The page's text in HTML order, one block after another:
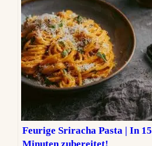
Feurige Sriracha Pasta | In 15